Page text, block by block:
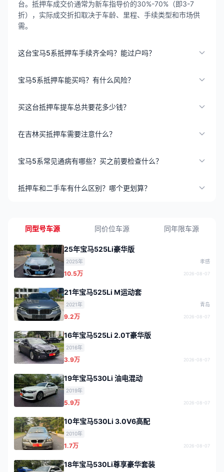
台。抵押车成交价通常为新车指导价的30%-70%（即3-7
折），实际成交折扣取决于车龄、里程、手续类型和市场供
需。
这台宝马5系抵押车手续齐全吗？能过户吗？
宝马5系抵押车能买吗？有什么风险？
买这台抵押车提车总共要花多少钱？
在吉林买抵押车需要注意什么？
宝马5系常见通病有哪些？买之前要检查什么？
抵押车和二手车有什么区别？哪个更划算？
同型号车源 同价位车源 同年限车源
25年宝马525Li豪华版
2025年 孝感
10.5万 2026-08-07
21年宝马525Li M运动套
2021年 青岛
9.2万 2026-08-07
16年宝马525Li 2.0T豪华版
2016年
3.9万 2026-08-07
19年宝马530Li 油电混动
2019年
5.9万 2026-08-07
10年宝马530Li 3.0V6高配
2010年
1.7万 2026-08-07
18年宝马530Li尊享豪华套装